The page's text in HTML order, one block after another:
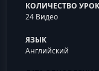
КОЛИЧЕСТВО
24 Видео
ЯЗЫК
Английский